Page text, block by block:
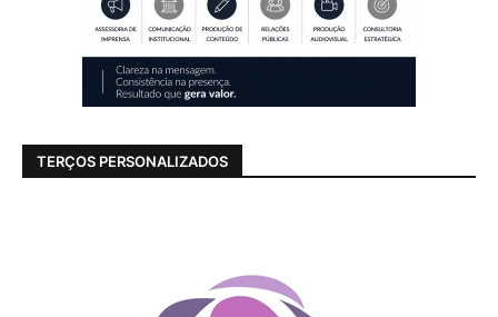
TERÇOS PERSONALIZADOS